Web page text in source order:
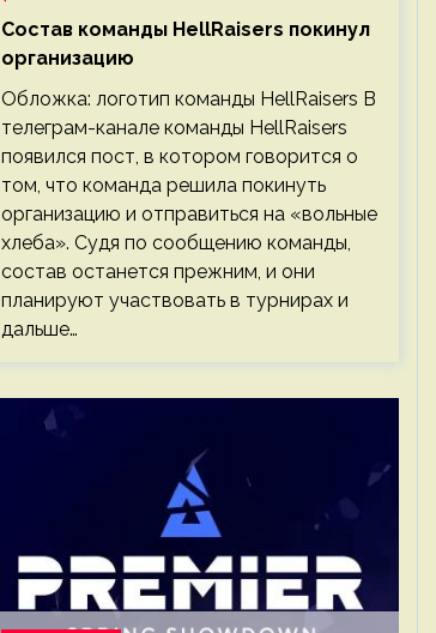
Состав команды HellRaisers покинул
организацию
Обложка: логотип команды HellRaisers В
телеграм-канале команды HellRaisers
появился пост, в котором говорится о
том, что команда решила покинуть
организацию и отправиться на «вольные
хлеба». Судя по сообщению команды,
состав останется прежним, и они
планируют участвовать в турнирах и
дальше…